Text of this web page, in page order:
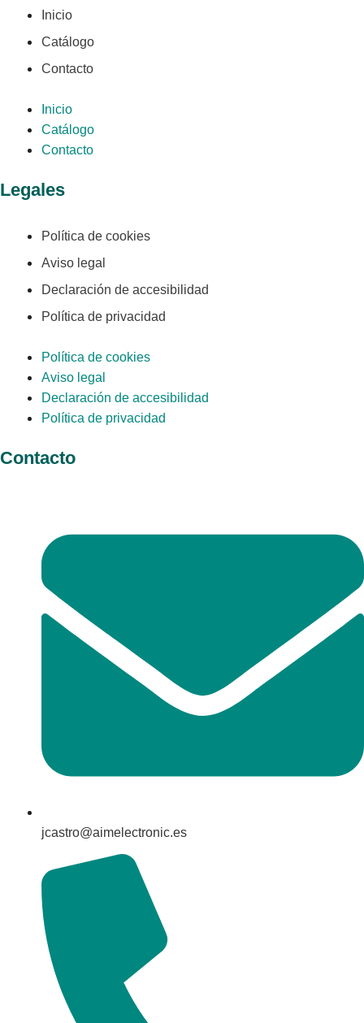
Inicio
Catálogo
Contacto
Inicio
Catálogo
Contacto
Legales
Política de cookies
Aviso legal
Declaración de accesibilidad
Política de privacidad
Política de cookies
Aviso legal
Declaración de accesibilidad
Política de privacidad
Contacto
jcastro@aimelectronic.es